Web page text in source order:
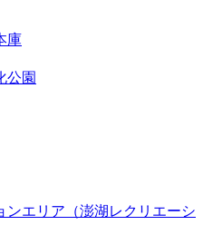
庫
公園
ンエリア（澎湖レクリエーシ